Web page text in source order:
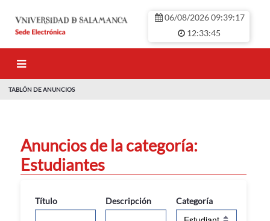
06/08/2026 09:39:18
12:33:45
TABLÓN DE ANUNCIOS
Anuncios de la categoría:
Estudiantes
Título Descripción Categoría